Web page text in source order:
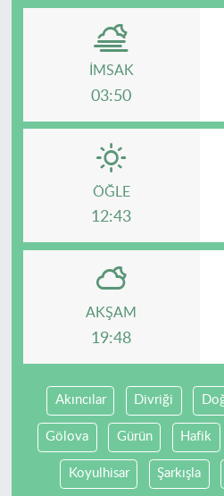
İMSAK
03:50
ÖĞLE
12:43
AKŞAM
19:48
Akıncılar Divriği
Gölova Gürün Hafik
Koyulhisar Şarkışla